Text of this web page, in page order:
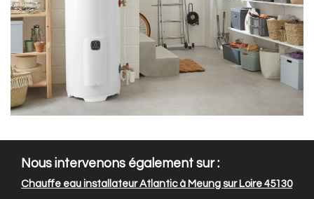
Nous intervenons également sur :
Chauffe eau installateur Atlantic à Meung sur Loire 45130